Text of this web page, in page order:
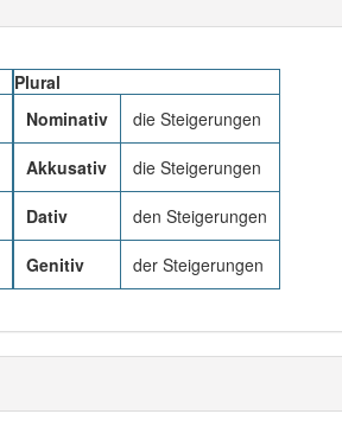
Plural
Nominativ
die Steigerungen
Akkusativ die Steigerungen
Dativ den Steigerungen
Genitiv der Steigerungen